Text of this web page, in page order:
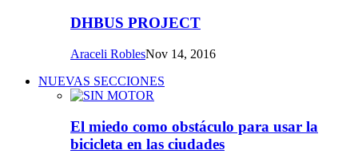
DHBUS PROJECT
Araceli RoblesNov 14, 2016
NUEVAS SECCIONES
El miedo como obstáculo para usar la
bicicleta en las ciudades